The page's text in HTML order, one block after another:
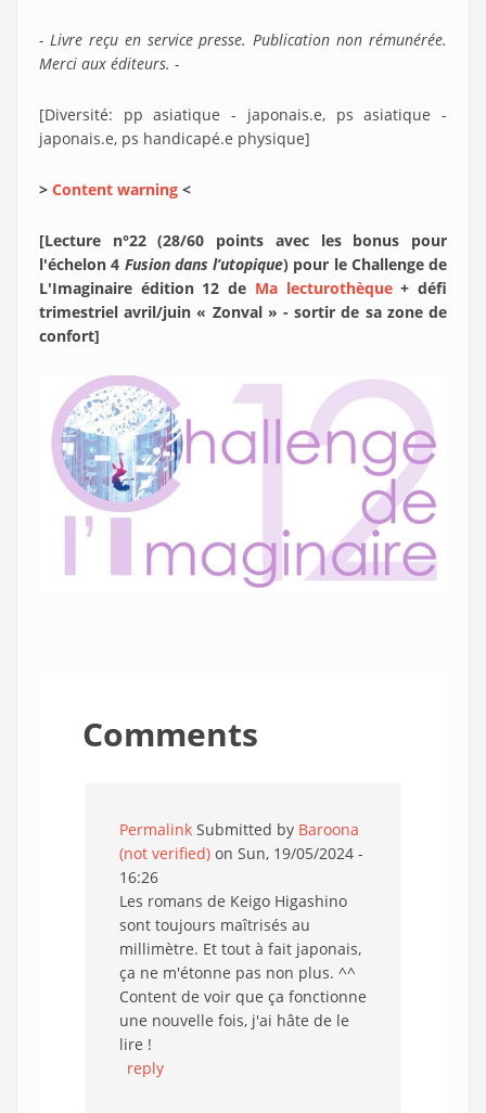
- Livre reçu en service presse. Publication non rémunérée.
Merci aux éditeurs. -
[Diversité: pp asiatique - japonais.e, ps asiatique -
japonais.e, ps handicapé.e physique]
> Content warning <
[Lecture n°22 (28/60 points avec les bonus pour
l'échelon 4 Fusion dans l’utopique) pour le Challenge de
L'Imaginaire édition 12 de Ma lecturothèque+ défi
trimestriel avril/juin « Zonval » - sortir de sa zone de
confort]
Comments
Permalink Submitted by Baroona
(not verified) on Sun, 19/05/2024 -
16:26
Les romans de Keigo Higashino
sont toujours maîtrisés au
millimètre. Et tout à fait japonais,
ça ne m'étonne pas non plus. ^^
Content de voir que ça fonctionne
une nouvelle fois, j'ai hâte de le
lire !
reply